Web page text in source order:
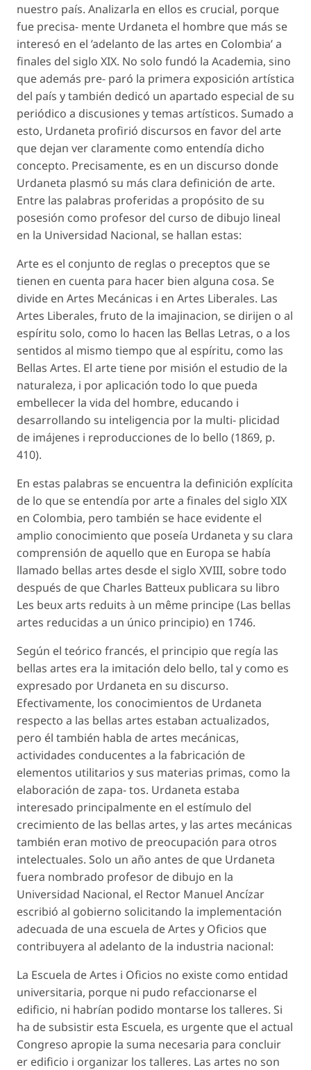
nuestro país. Analizarla en ellos es crucial, porque
fue precisa- mente Urdaneta el hombre que más se
interesó en el ’adelanto de las artes en Colombia’ a
finales del siglo XIX. No solo fundó la Academia, sino
que además pre- paró la primera exposición artística
del país y también dedicó un apartado especial de su
periódico a discusiones y temas artísticos. Sumado a
esto, Urdaneta profirió discursos en favor del arte
que dejan ver claramente como entendía dicho
concepto. Precisamente, es en un discurso donde
Urdaneta plasmó su más clara definición de arte.
Entre las palabras proferidas a propósito de su
posesión como profesor del curso de dibujo lineal
en la Universidad Nacional, se hallan estas:
Arte es el conjunto de reglas o preceptos que se
tienen en cuenta para hacer bien alguna cosa. Se
divide en Artes Mecánicas i en Artes Liberales. Las
Artes Liberales, fruto de la imajinacion, se dirijen o al
espíritu solo, como lo hacen las Bellas Letras, o a los
sentidos al mismo tiempo que al espíritu, como las
Bellas Artes. El arte tiene por misión el estudio de la
naturaleza, i por aplicación todo lo que pueda
embellecer la vida del hombre, educando i
desarrollando su inteligencia por la multi- plicidad
de imájenes i reproducciones de lo bello (1869, p.
410).
En estas palabras se encuentra la definición explícita
de lo que se entendía por arte a finales del siglo XIX
en Colombia, pero también se hace evidente el
amplio conocimiento que poseía Urdaneta y su clara
comprensión de aquello que en Europa se había
llamado bellas artes desde el siglo XVIII, sobre todo
después de que Charles Batteux publicara su libro
Les beux arts reduits à un même principe(Las bellas
artes reducidas a un único principio) en 1746.
Según el teórico francés, el principio que regía las
bellas artes era la imitación delo bello, tal y como es
expresado por Urdaneta en su discurso.
Efectivamente, los conocimientos de Urdaneta
respecto a las bellas artes estaban actualizados,
pero él también habla de artes mecánicas,
actividades conducentes a la fabricación de
elementos utilitarios y sus materias primas, como la
elaboración de zapa- tos. Urdaneta estaba
interesado principalmente en el estímulo del
crecimiento de las bellas artes, y las artes mecánicas
también eran motivo de preocupación para otros
intelectuales. Solo un año antes de que Urdaneta
fuera nombrado profesor de dibujo en la
Universidad Nacional, el Rector Manuel Ancízar
escribió al gobierno solicitando la implementación
adecuada de una escuela de Artes y Oficios que
contribuyera al adelanto de la industria nacional:
La Escuela de Artes i Oficios no existe como entidad
universitaria, porque ni pudo refaccionarse el
edificio, ni habrían podido montarse los talleres. Si
ha de subsistir esta Escuela, es urgente que el actual
Congreso apropie la suma necesaria para concluir
er edificio i organizar los talleres. Las artes no son